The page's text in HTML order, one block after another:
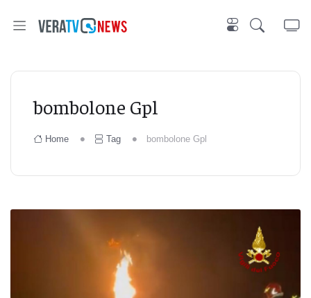
bombolone Gpl
Home Tag bombolone Gpl